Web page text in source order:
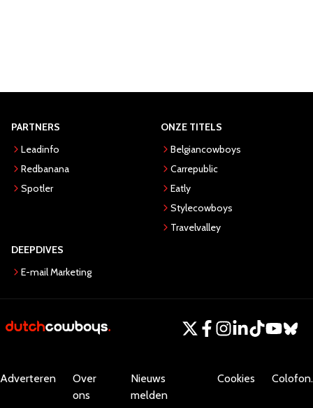
PARTNERS
Leadinfo
Redbanana
Spotler
ONZE TITELS
Belgiancowboys
Carrepublic
Eatly
Stylecowboys
Travelvalley
DEEPDIVES
E-mail Marketing
Adverteren
Over
ons
Nieuws
melden
Cookies Colofon.